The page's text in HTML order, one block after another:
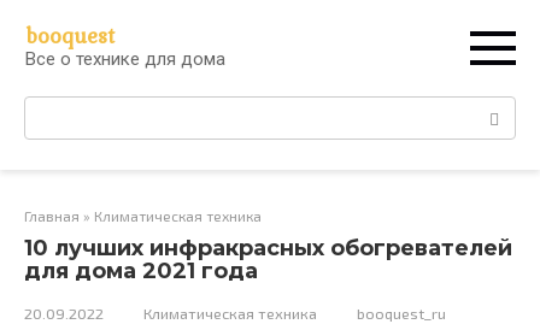
контенту
booquest
Все о технике для дома
Поиск:
Главная » Климатическая техника
10 лучших инфракрасных обогревателей
для дома 2021 года
20.09.2022 Климатическая техника booquest_ru